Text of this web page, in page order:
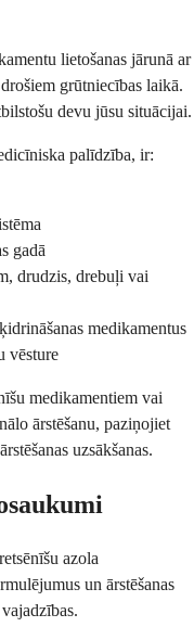
lietošanas jārunā ar
grūtniecības laikā.
devu jūsu situācijai.
palīdzība, ir:
gadā
drudzis, drebuļi vai
medikamentus
vēsture
medikamentiem vai
ārstēšanu, paziņojiet
uzsākšanas.
azola
un ārstēšanas